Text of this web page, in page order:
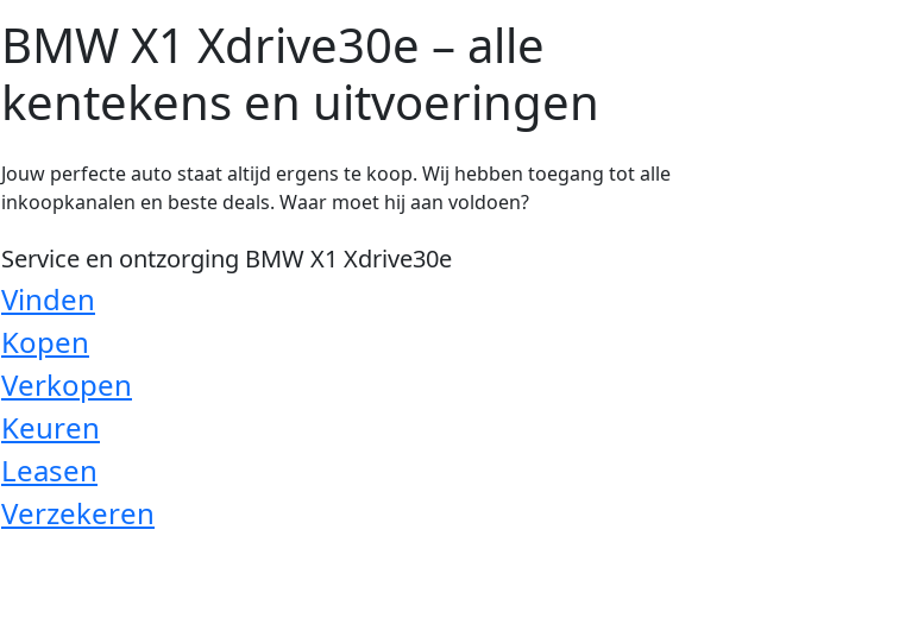
BMW X1 Xdrive30e – alle
kentekens en uitvoeringen
Jouw perfecte auto staat altijd ergens te koop. Wij hebben toegang tot alle
inkoopkanalen en beste deals. Waar moet hij aan voldoen?
Service en ontzorging BMW X1 Xdrive30e
Vinden
Kopen
Verkopen
Keuren
Leasen
Verzekeren